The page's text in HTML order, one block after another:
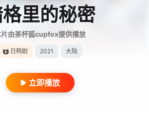
里的秘密
由茶杯狐cupfox提供播放
日韩剧 2021 大陆
立即播放